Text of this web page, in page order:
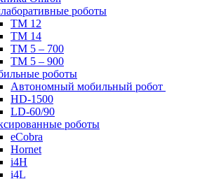
роботы
TM 12
TM 14
TM 5 – 700
TM 5 – 900
роботы
Автономный мобильный робот
HD-1500
LD-60/90
роботы
eCobra
Hornet
i4H
i4L